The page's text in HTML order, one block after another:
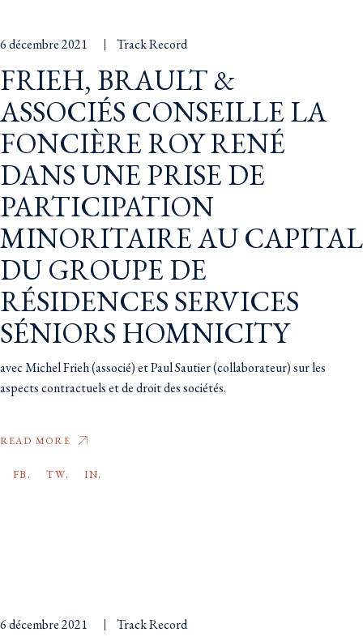
6 décembre 2021 Track Record
FRIEH, BRAULT &
ASSOCIÉS CONSEILLE LA
FONCIÈRE ROY RENÉ
DANS UNE PRISE DE
PARTICIPATION
MINORITAIRE AU CAPITAL
DU GROUPE DE
RÉSIDENCES SERVICES
SÉNIORS HOMNICITY
avec Michel Frieh (associé) et Paul Sautier (collaborateur) sur les
aspects contractuels et de droit des sociétés.
READ MORE
FB. TW. IN.
6 décembre 2021 Track Record